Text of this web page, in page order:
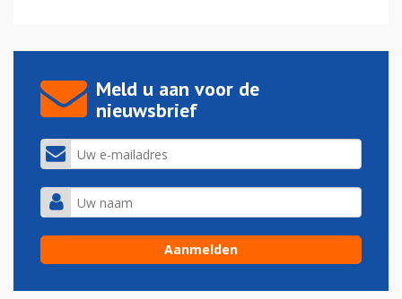
Meld u aan voor de
nieuwsbrief